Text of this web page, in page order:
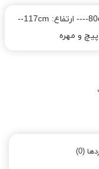
رک ایستاده 22یونیت اچ پی آسیا عمق: 80cm---- ارتفاع: 117cm--
(0)